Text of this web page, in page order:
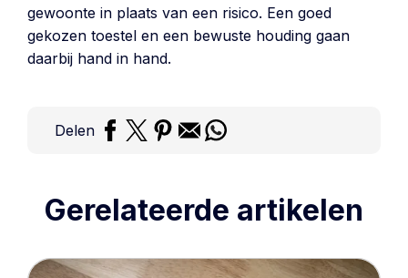
gewoonte in plaats van een risico. Een goed
gekozen toestel en een bewuste houding gaan
daarbij hand in hand.
Delen
Gerelateerde artikelen